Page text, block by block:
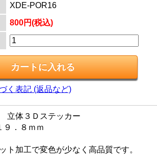
XDE-POR16
800円(税込)
く表記 (返品など)
立体３Ｄステッカー
９．８ｍｍ
ト加工で変色が少なく高品質です。